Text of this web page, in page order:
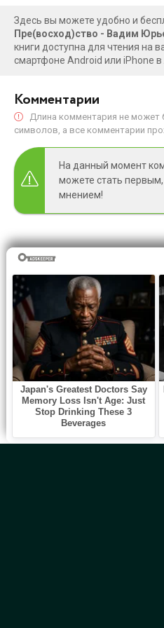
Здесь вы можете удобно и
Пре(восход)ство - Вадим
книги доступна для чтения на
смартфоне Android или iPhone
Комментарии
Длина комментария не может
символов, а все комментарии
На данный момент
можете стать
мнением!